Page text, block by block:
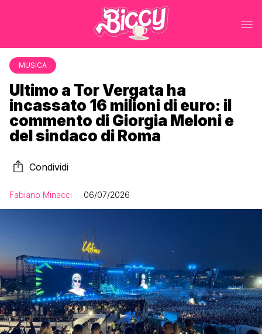
MUSICA
Ultimo a Tor Vergata ha
incassato 16 milioni di euro: il
commento di Giorgia Meloni e
del sindaco di Roma
Condividi
Fabiano Minacci 06/07/2026